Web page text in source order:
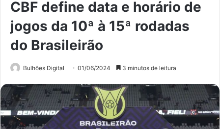
CBF define data e horário de
jogos da 10ª à 15ª rodadas
do Brasileirão
Bulhões Digital 01/06/2024 3 minutos de leitura